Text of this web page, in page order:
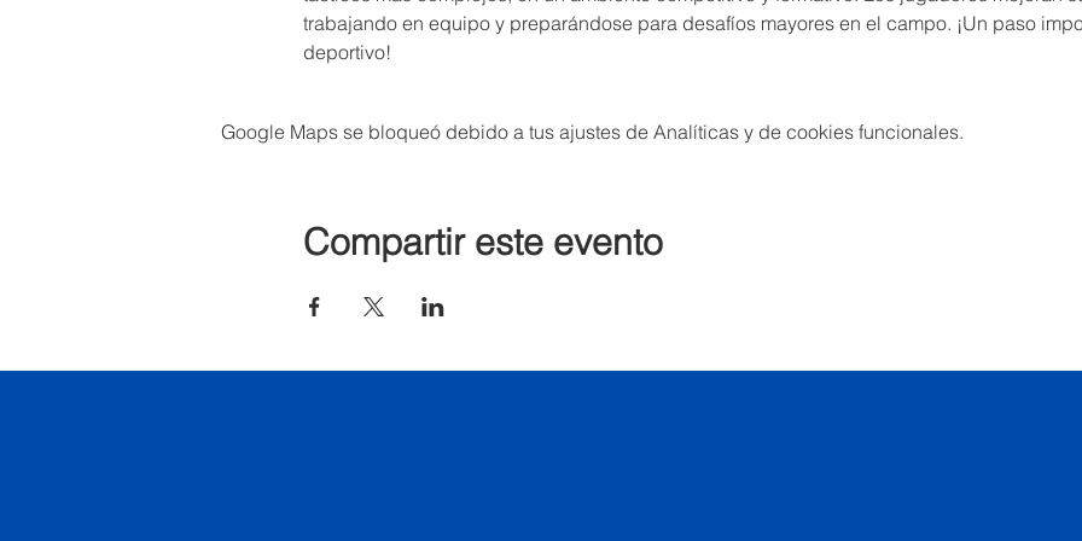
trabajando en equipo y preparándose para desafíos mayores en el campo. ¡Un paso
deportivo!
Google Maps se bloqueó debido a tus ajustes de Analíticas y de cookies funcionales.
Compartir este evento